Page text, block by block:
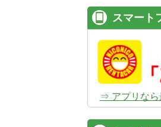
スマート
⇒ アプリなら